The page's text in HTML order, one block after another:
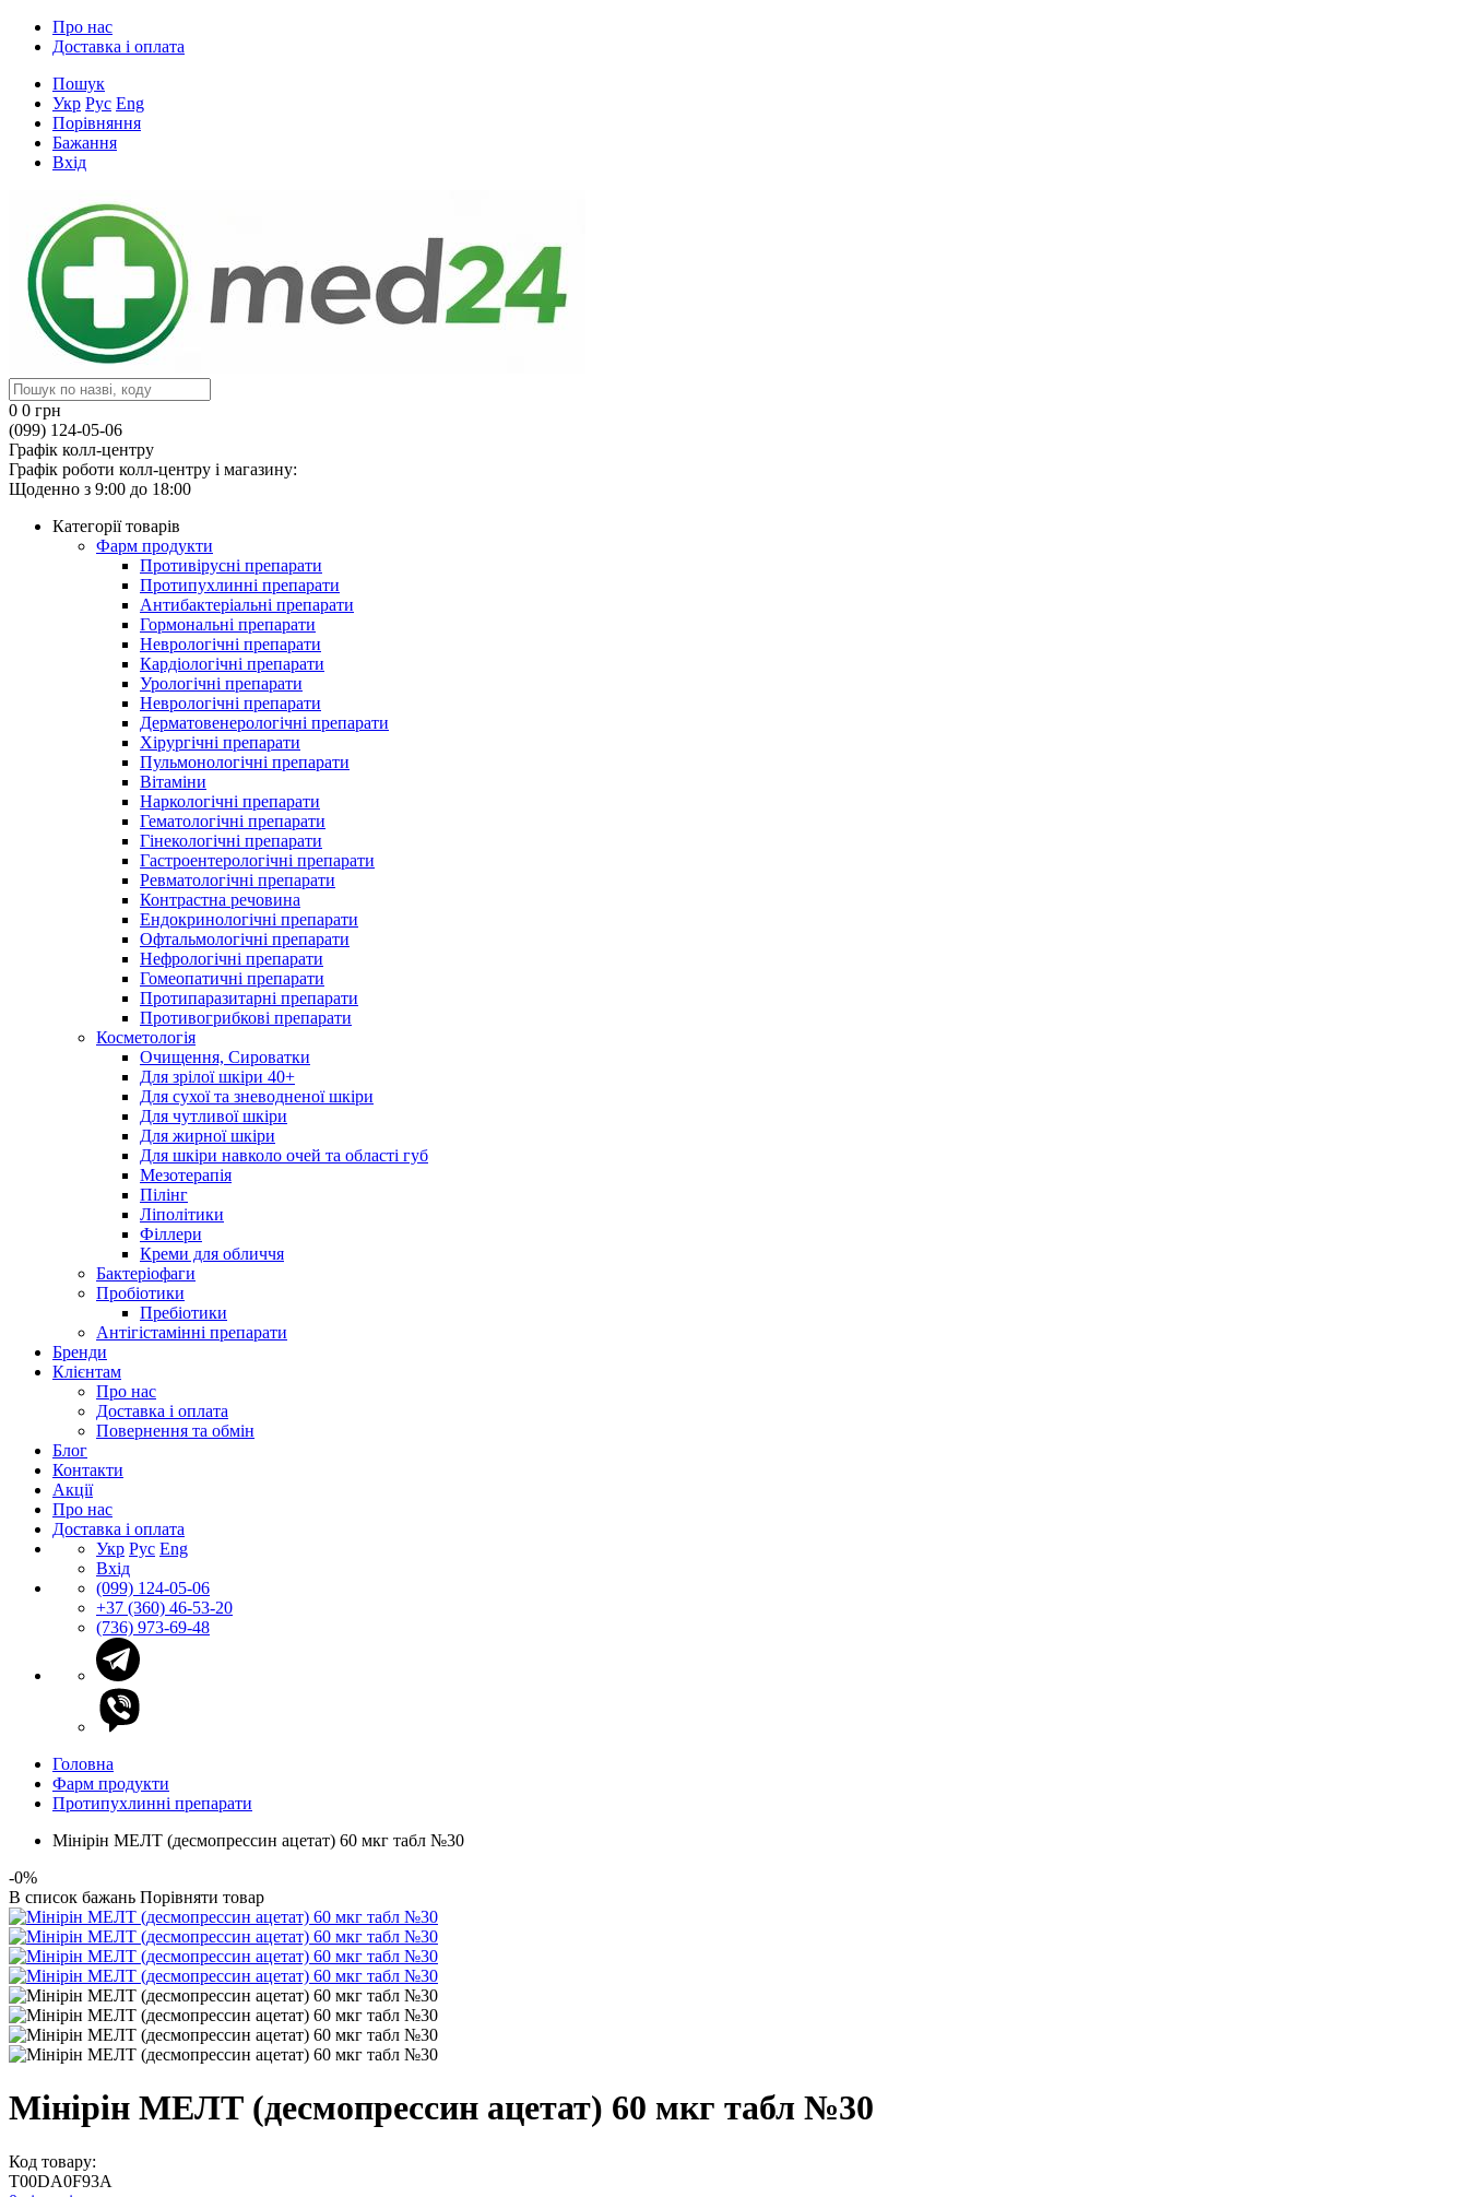
Про нас
Доставка і оплата
Пошук
Укр Рус Eng
Порівняння
Бажання
Вхід
0 0 грн
(099) 124-05-06
Графік колл-центру
Графік роботи колл-центру і магазину:
Щоденно з 9:00 до 18:00
Категорії товарів
Фарм продукти
Противірусні препарати
Протипухлинні препарати
Антибактеріальні препарати
Гормональні препарати
Неврологічні препарати
Кардіологічні препарати
Урологічні препарати
Неврологічні препарати
Дерматовенерологічні препарати
Хірургічні препарати
Пульмонологічні препарати
Вітаміни
Наркологічні препарати
Гематологічні препарати
Гінекологічні препарати
Гастроентерологічні препарати
Ревматологічні препарати
Контрастна речовина
Eндокринологічні препарати
Офтальмологічні препарати
Нефрологічні препарати
Гомеопатичні препарати
Протипаразитарні препарати
Противогрибкові препарати
Косметологія
Очищення, Сироватки
Для зрілої шкіри 40+
Для сухої та зневодненої шкіри
Для чутливої шкіри
Для жирної шкіри
Для шкіри навколо очей та області губ
Мезотерапія
Пілінг
Ліполітики
Філлери
Креми для обличчя
Бактеріофаги
Пробіотики
Пребіотики
Антігістамінні препарати
Бренди
Клієнтам
Про нас
Доставка і оплата
Повернення та обмін
Блог
Контакти
Акції
Про нас
Доставка і оплата
Укр Рус Eng
Вхід
(099) 124-05-06
+37 (360) 46-53-20
(736) 973-69-48
Головна
Фарм продукти
Протипухлинні препарати
Мінірін МЕЛТ (десмопрессин ацетат) 60 мкг табл №30
-0%
В список бажань Порівняти товар
Мінірін МЕЛТ (десмопрессин ацетат) 60 мкг табл №30
Код товару:
T00DA0F93A